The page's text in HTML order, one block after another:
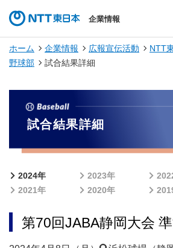
企業情報
ホーム 企業情報 広報宣伝活動
NTT
野球部
試合結果詳細
試合結果詳細
2024年 2023年
2021年
2020年
第70回JABA静岡大会